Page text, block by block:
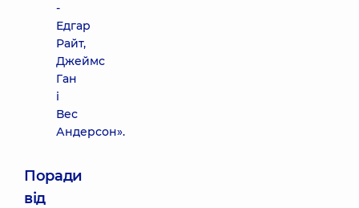
-
Едгар
Райт,
Джеймс
Ган
і
Вес
Андерсон».
Поради
від